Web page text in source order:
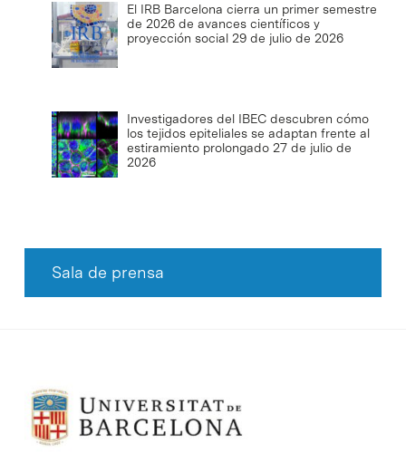
El IRB Barcelona cierra un primer semestre
de 2026 de avances científicos y
proyección social 29 de julio de 2026
Investigadores del IBEC descubren cómo
los tejidos epiteliales se adaptan frente al
estiramiento prolongado 27 de julio de
2026
Sala de prensa